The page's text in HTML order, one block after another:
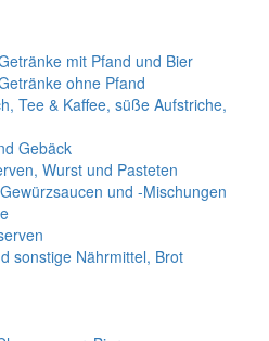
mit Pfand und Bier
ohne Pfand
Tee & Kaffee, süße Aufstriche,
Gebäck
Wurst und Pasteten
und -Mischungen
sonstige Nährmittel, Brot